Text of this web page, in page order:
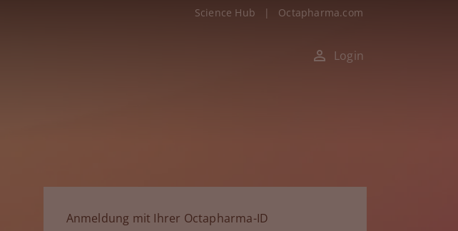
Science Hub | Octapharma.com
Login
Anmeldung mit Ihrer Octapharma-ID